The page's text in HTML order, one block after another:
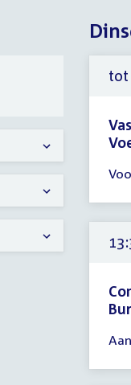
tot
tot
uur